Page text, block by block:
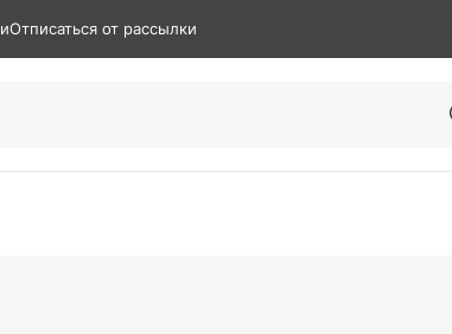
Отписаться от рассылки